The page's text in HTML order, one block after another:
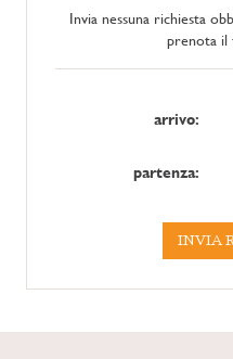
Invia nessuna richiesta
prenota il
arrivo:
partenza:
INVIA